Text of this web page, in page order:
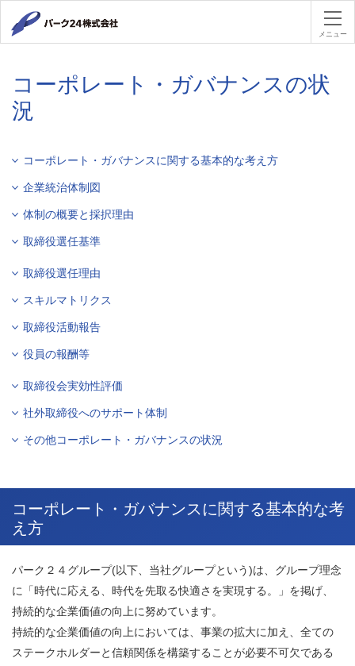
パーク２
メニュー
コーポレート・ガバナンスの状
況
コーポレート・ガバナンスに関する基本的な考え方
企業統治体制図
体制の概要と採択理由
取締役選任基準
取締役選任理由
スキルマトリクス
取締役活動報告
役員の報酬等
取締役会実効性評価
社外取締役へのサポート体制
その他コーポレート・ガバナンスの状況
コーポレート・ガバナンスに関する基本的な考
え方
パーク２４グループ(以下、当社グループという)は、グループ理念
に「時代に応える、時代を先取る快適さを実現する。」を掲げ、
持続的な企業価値の向上に努めています。
持続的な企業価値の向上においては、事業の拡大に加え、全ての
ステークホルダーと信頼関係を構築することが必要不可欠である